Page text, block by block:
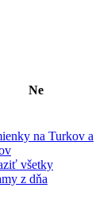
Ne
na Turkov a
všetky
z dňa